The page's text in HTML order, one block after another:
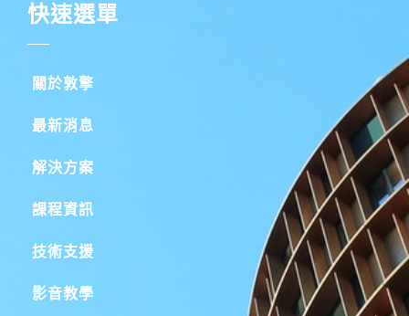
快速選單
關於敦擎
最新消息
解決方案
課程資訊
技術支援
影音教學